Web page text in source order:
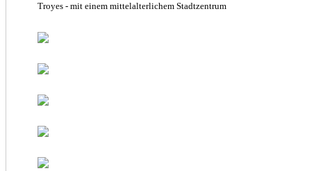
Troyes - mit einem mittelalterlichem Stadtzentrum